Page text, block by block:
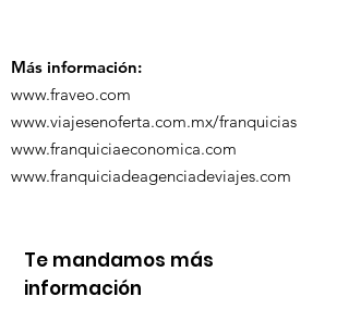
Más información:
www.fraveo.com
www.viajesenoferta.com.mx/franquicias
www.franquiciaeconomica.com
www.franquiciadeagenciadeviajes.com
Te mandamos más
información